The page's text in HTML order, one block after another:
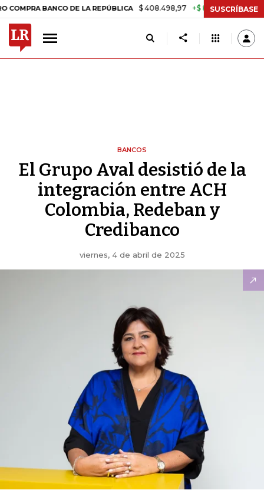
BANCO DE LA REPÚBLICA $ 408.498,97 +$ 8.753,81 +2,19%
SUSCRÍBASE
BANCOS
El Grupo Aval desistió de la
integración entre ACH
Colombia, Redeban y
Credibanco
viernes, 4 de abril de 2025